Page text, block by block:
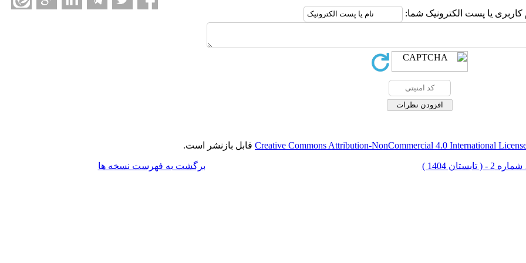
کاربری یا پست الکترونیک شما:
Creative Commons Attribution-NonCommercial 4.0 International قابل بازنشر است.
برگشت به فهرست نسخه ها